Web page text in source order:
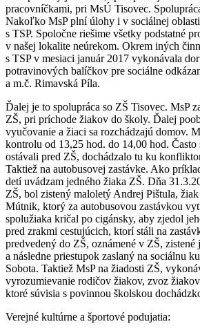
pracovníčkami, pri MsÚ Tisovec.
Nakoľko MsP plní úlohy i v sociálnej
s TSP. Spoločne riešime všetky podstatné
v našej lokalite neúrekom. Okrem iných
s TSP v mesiaci január 2017 vykonávala
potravinových balíčkov pre sociálne
a m.č. Rimavská Píla.
Ďalej je to spolupráca so ZŠ Tisovec. MsP
ZŠ, pri príchode žiakov do školy. Ďalej
vyučovanie a žiaci sa rozchádzajú domov.
kontrolu od 13,25 hod. do 14,00 hod. Často
ostávali pred ZŠ, dochádzalo tu ku
Taktiež na autobusovej zastávke. Ako
detí uvádzam jedného žiaka ZŠ. Dňa
ZŠ, bol zistený maloletý Andrej Pištula,
Mútnik, ktorý za autobusovou zastávkou
spolužiaka kričal po cigánsky, aby zjedol
pred zrakmi cestujúcich, ktorí stáli na
predvedený do ZŠ, oznámené v ZŠ, zistené
a následne priestupok zaslaný na sociálnu
Sobota. Taktiež MsP na žiadosti ZŠ,
vyrozumievanie rodičov žiakov, zvoz
ktoré súvisia s povinnou školskou
Verejné kultúrne a športové podujatia: